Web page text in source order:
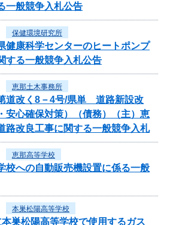
一般競争入札公告
保健環境研究所
健康科学センターのヒートポンプ
する一般競争入札公告
恵那土木事務所
道改く8－4号/県単 道路新設改
安心確保対策）（債務）（主）恵
改良工事に関する一般競争入札
恵那高等学校
校への自動販売機設置に係る一般
本巣松陽高等学校
巣松陽高等学校で使用するガス